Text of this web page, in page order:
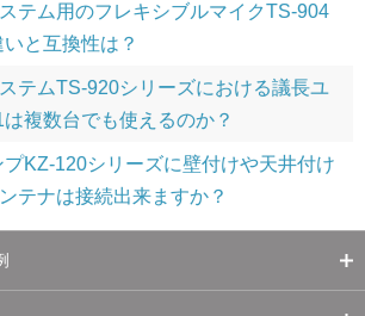
テム用のフレキシブルマイクTS-904
と互換性は？
テムTS-920シリーズにおける議長ユ
複数台でも使えるのか？
KZ-120シリーズに壁付けや天井付け
テナは接続出来ますか？